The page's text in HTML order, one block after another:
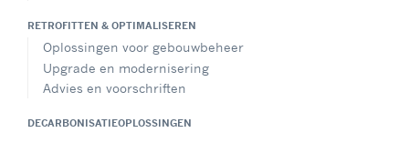
RETROFITTEN & OPTIMALISEREN
Oplossingen voor gebouwbeheer
Upgrade en modernisering
Advies en voorschriften
DECARBONISATIEOPLOSSINGEN